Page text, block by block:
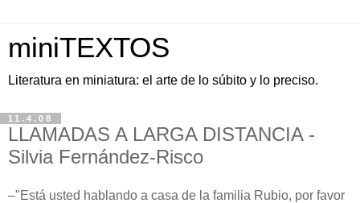
miniTEXTOS
Literatura en miniatura: el arte de lo súbito y lo preciso.
11.4.08
LLAMADAS A LARGA DISTANCIA -
Silvia Fernández-Risco
–"Está usted hablando a casa de la familia Rubio, por favor